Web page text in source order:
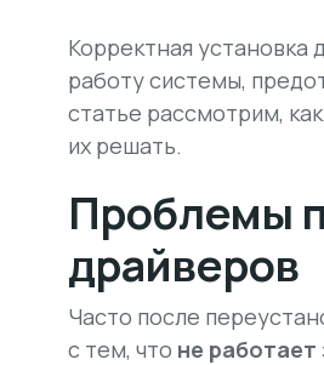
Корректная установка
работу системы,
статье рассмотрим,
их решать.
Проблемы
драйверов
Часто после
с тем, что не работает